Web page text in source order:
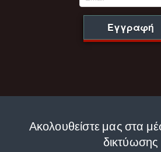
Εγγραφή
Ακολουθείστε μας στα
δικτύωσης